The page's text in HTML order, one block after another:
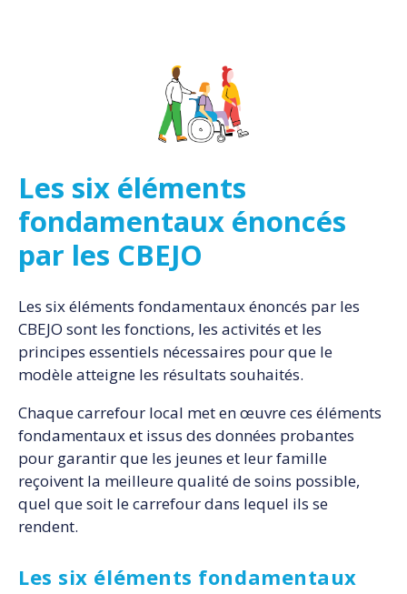
Les six éléments
fondamentaux énoncés
par les CBEJO
Les six éléments fondamentaux énoncés par les
CBEJO sont les fonctions, les activités et les
principes essentiels nécessaires pour que le
modèle atteigne les résultats souhaités.
Chaque carrefour local met en œuvre ces éléments
fondamentaux et issus des données probantes
pour garantir que les jeunes et leur famille
reçoivent la meilleure qualité de soins possible,
quel que soit le carrefour dans lequel ils se
rendent.
Les six éléments fondamentaux